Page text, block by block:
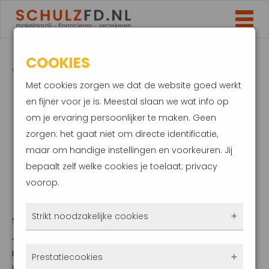
TOETSRENTE VOOR
HYPOTHEEK MET
KORTLOPENDE
RENTETERMIJN BLIJFT
5 PROCENT
9 september 2024
Als je een hypotheek afsluit met een
rentevaste periode korter dan tien jaar, krijg
COOKIES
Met cookies zorgen we dat de website goed werkt
en fijner voor je is. Meestal slaan we wat info op
om je ervaring persoonlijker te maken. Geen
zorgen: het gaat niet om directe identificatie,
maar om handige instellingen en voorkeuren. Jij
bepaalt zelf welke cookies je toelaat; privacy
voorop.
Strikt noodzakelijke cookies
Prestatiecookies